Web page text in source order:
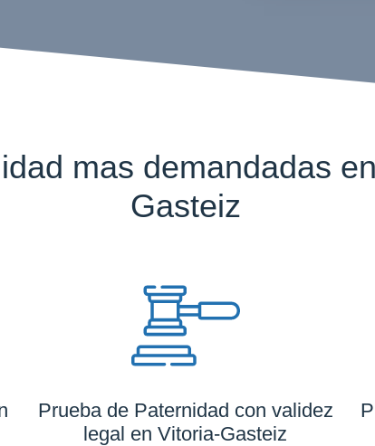
mas demandadas
Gasteiz
Prueba de Paternidad con validez
legal en Vitoria-Gasteiz